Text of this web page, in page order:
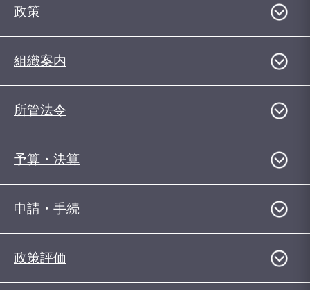
政策
組織案内
所管法令
予算・決算
申請・手続
政策評価